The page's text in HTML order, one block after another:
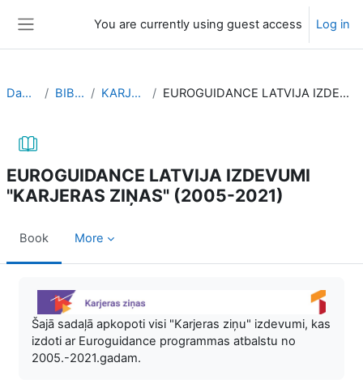
You are currently using guest access Log in
Dashboard BIBLIOTEKA KARJERAS ZIŅAS EUROGUIDANCE LATVIJA IZDEVUMI "KARJERAS ZIŅAS" (2005-2021)
EUROGUIDANCE LATVIJA IZDEVUMI
"KARJERAS ZIŅAS" (2005-2021)
Book More
Šajā sadaļā apkopoti visi "Karjeras ziņu" izdevumi, kas
izdoti ar Euroguidance programmas atbalstu no
2005.-2021.gadam.